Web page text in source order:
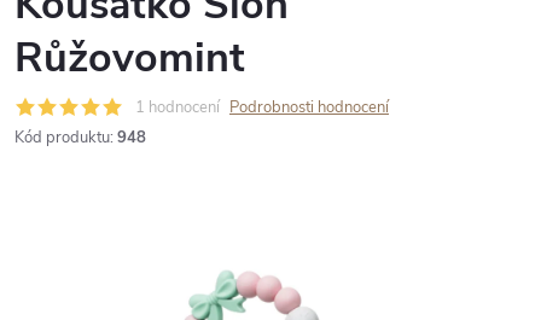
Růžovomint
1 hodnocení Podrobnosti hodnocení
Kód produktu: 948